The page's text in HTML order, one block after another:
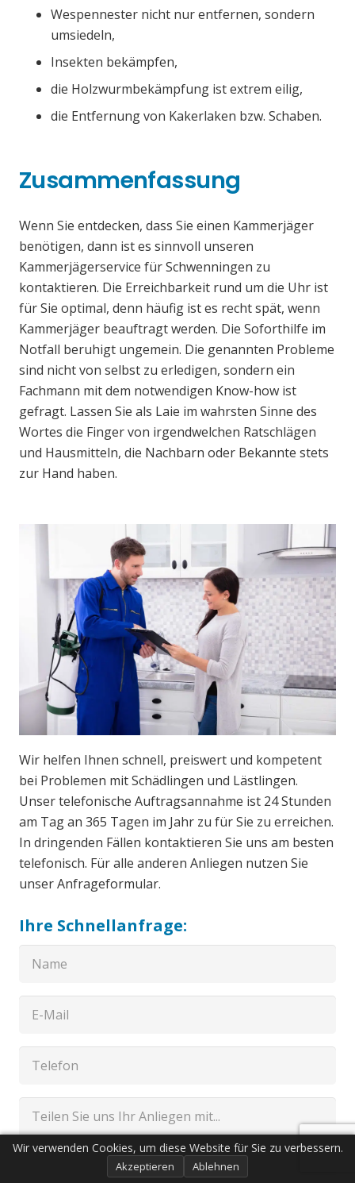
Wespennester nicht nur entfernen, sondern
umsiedeln,
Insekten bekämpfen,
die Holzwurmbekämpfung ist extrem eilig,
die Entfernung von Kakerlaken bzw. Schaben.
Zusammenfassung
Wenn Sie entdecken, dass Sie einen Kammerjäger
benötigen, dann ist es sinnvoll unseren
Kammerjägerservice für Schwenningen zu
kontaktieren. Die Erreichbarkeit rund um die Uhr ist
für Sie optimal, denn häufig ist es recht spät, wenn
Kammerjäger beauftragt werden. Die Soforthilfe im
Notfall beruhigt ungemein. Die genannten Probleme
sind nicht von selbst zu erledigen, sondern ein
Fachmann mit dem notwendigen Know-how ist
gefragt. Lassen Sie als Laie im wahrsten Sinne des
Wortes die Finger von irgendwelchen Ratschlägen
und Hausmitteln, die Nachbarn oder Bekannte stets
zur Hand haben.
Wir helfen Ihnen schnell, preiswert und kompetent
bei Problemen mit Schädlingen und Lästlingen.
Unser telefonische Auftragsannahme ist 24 Stunden
am Tag an 365 Tagen im Jahr zu für Sie zu erreichen.
In dringenden Fällen kontaktieren Sie uns am besten
telefonisch. Für alle anderen Anliegen nutzen Sie
unser Anfrageformular.
Ihre Schnellanfrage:
Wir verwenden Cookies, um diese Website für Sie zu verbessern.
Akzeptieren Ablehnen